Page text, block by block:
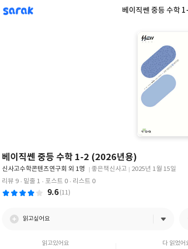
sarak 베이직쎈 중등 수학
베이직쎈 중등 수학 1-2 (2026년용)
글
쓴
신사고수학콘텐츠연구회 외 1명
출
좋은책신사고
2025년 1월 15일
리뷰 9
밑줄 1 포스트 0 리스트 0
9.6 (11)
읽고싶어요
읽고있어요 다 읽었어